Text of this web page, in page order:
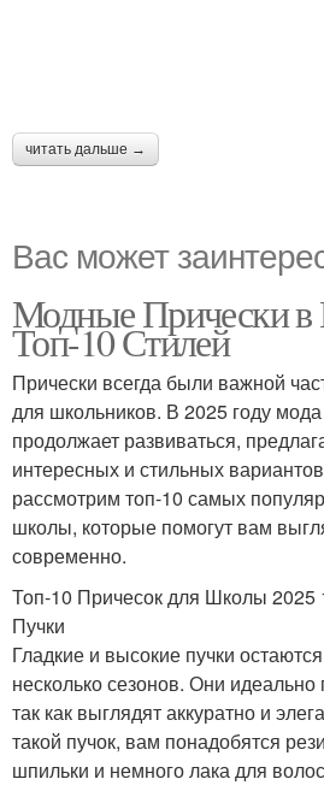
читать дальше →
Вас может
Модные Прически
Топ-10 Стилей
Прически всегда были важной
для школьников. В 2025 году
продолжает развиваться,
интересных и стильных
рассмотрим топ-10 самых
школы, которые помогут вам
современно.
Топ-10 Причесок для Школы 2025
Пучки
Гладкие и высокие пучки
несколько сезонов. Они
так как выглядят аккуратно и
такой пучок, вам понадобятся
шпильки и немного лака для